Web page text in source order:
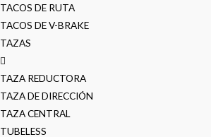
TACOS DE RUTA
TACOS DE V-BRAKE
TAZAS
TAZA REDUCTORA
TAZA DE DIRECCIÓN
TAZA CENTRAL
TUBELESS